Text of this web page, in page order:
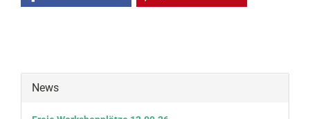
News